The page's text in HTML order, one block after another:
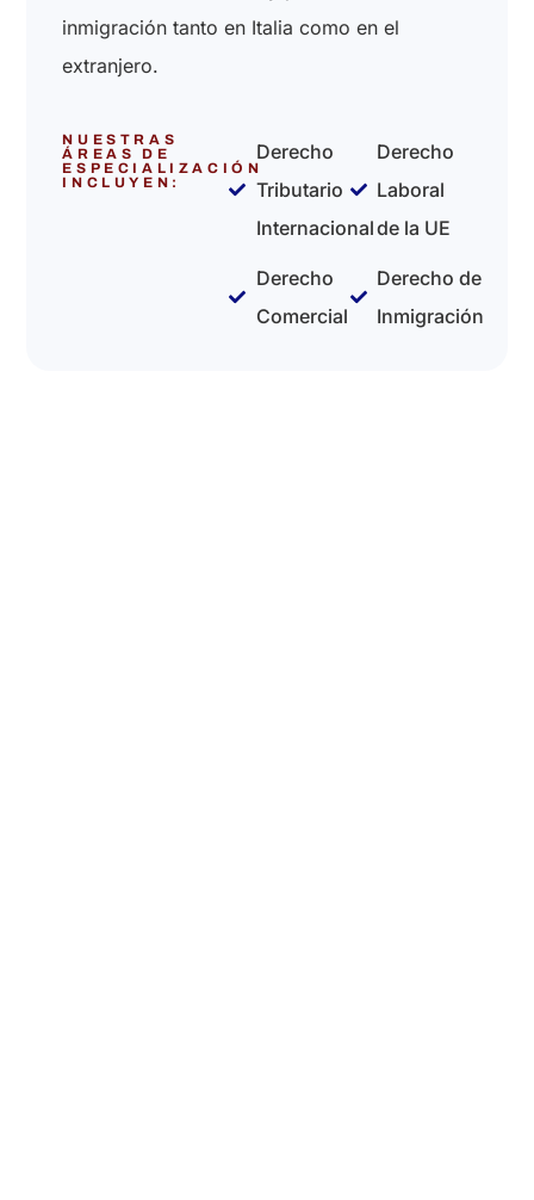
inmigración tanto en Italia como en el
extranjero.
NUESTRAS
ÁREAS DE
ESPECIALIZACIÓN
INCLUYEN:
Derecho
Tributario
Internacional
Derecho
Comercial
Derecho
Laboral
de la UE
Derecho de
Inmigración